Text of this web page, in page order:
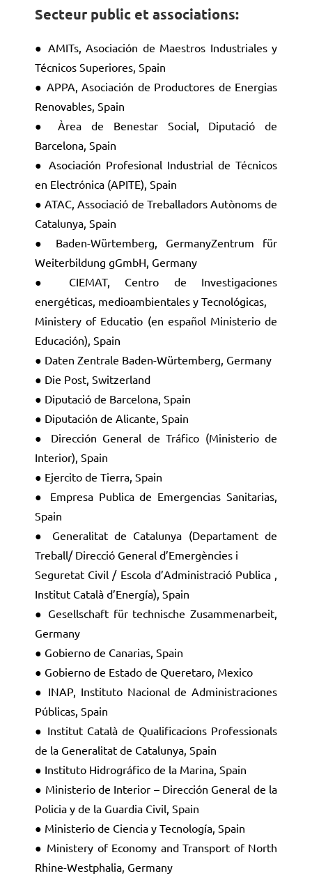
Secteur public et associations:
● AMITs, Asociación de Maestros Industriales y
Técnicos Superiores, Spain
● APPA, Asociación de Productores de Energias
Renovables, Spain
● Àrea de Benestar Social, Diputació de
Barcelona, Spain
● Asociación Profesional Industrial de Técnicos
en Electrónica (APITE), Spain
● ATAC, Associació de Treballadors Autònoms de
Catalunya, Spain
● Baden-Würtemberg, GermanyZentrum für
Weiterbildung gGmbH, Germany
● CIEMAT, Centro de Investigaciones
energéticas, medioambientales y Tecnológicas,
Ministery of Educatio (en español Ministerio de
Educación), Spain
● Daten Zentrale Baden-Würtemberg, Germany
● Die Post, Switzerland
● Diputació de Barcelona, Spain
● Diputación de Alicante, Spain
● Dirección General de Tráfico (Ministerio de
Interior), Spain
● Ejercito de Tierra, Spain
● Empresa Publica de Emergencias Sanitarias,
Spain
● Generalitat de Catalunya (Departament de
Treball/ Direcció General d’Emergències i
Seguretat Civil / Escola d’Administració Publica ,
Institut Català d’Energía), Spain
● Gesellschaft für technische Zusammenarbeit,
Germany
● Gobierno de Canarias, Spain
● Gobierno de Estado de Queretaro, Mexico
● INAP, Instituto Nacional de Administraciones
Públicas, Spain
● Institut Català de Qualificacions Professionals
de la Generalitat de Catalunya, Spain
● Instituto Hidrográfico de la Marina, Spain
● Ministerio de Interior – Dirección General de la
Policia y de la Guardia Civil, Spain
● Ministerio de Ciencia y Tecnología, Spain
● Ministery of Economy and Transport of North
Rhine-Westphalia, Germany